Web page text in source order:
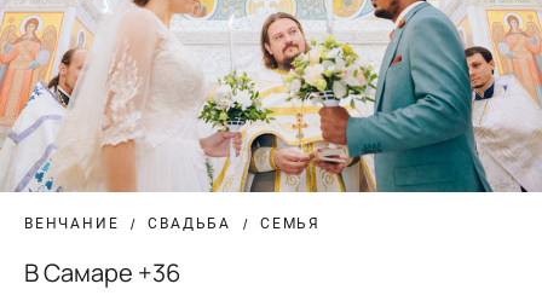
ВЕНЧАНИЕ СВАДЬБА СЕМЬЯ
В Самаре +36